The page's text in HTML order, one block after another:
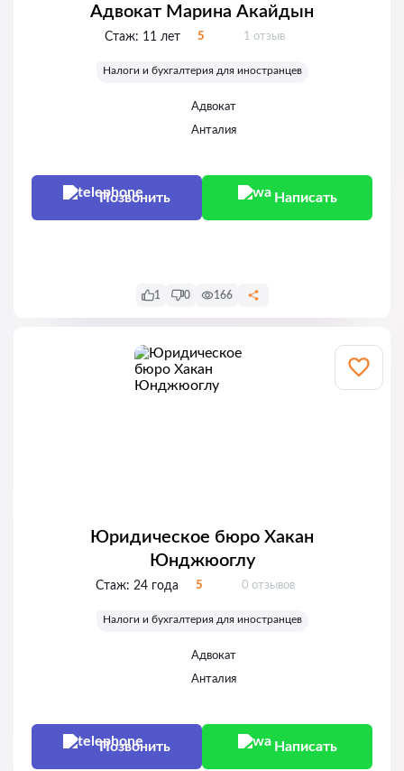
Адвокат Марина Акайдын
Стаж: 11 лет 5 Отзывов:
1 отзыв
Налоги и бухгалтерия для иностранцев
Адвокат
Анталия
Позвонить Написать
1 0 166
Юридическое бюро Хакан
Юнджюоглу
Стаж: 24 года 5 Отзывов:
0 отзывов
Налоги и бухгалтерия для иностранцев
Адвокат
Анталия
Позвонить Написать